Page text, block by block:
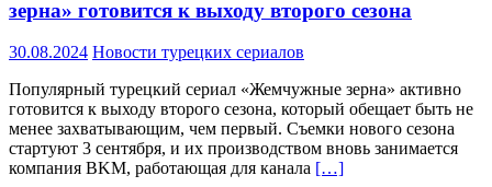
зерна» готовится к выходу второго сезона
30.08.2024 Новости турецких сериалов
Популярный турецкий сериал «Жемчужные зерна» активно
готовится к выходу второго сезона, который обещает быть не
менее захватывающим, чем первый. Съемки нового сезона
стартуют 3 сентября, и их производством вновь занимается
компания BKM, работающая для канала […]